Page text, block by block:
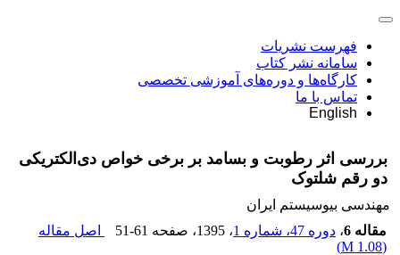
فهرست نشریات
سامانه نشر کتاب
کارگاه‌ها و دوره‌های آموزشی تخصصی
تماس با ما
English
بررسی اثر رطوبت و بسامد بر برخی خواص دی‌الکتریکی
دو رقم شلتوک
مهندسی بیوسیستم ایران
مقاله 6
، دوره 47، شماره 1 ، 1395 ، صفحه 51-61
اصل مقاله
(
1.08 M
)